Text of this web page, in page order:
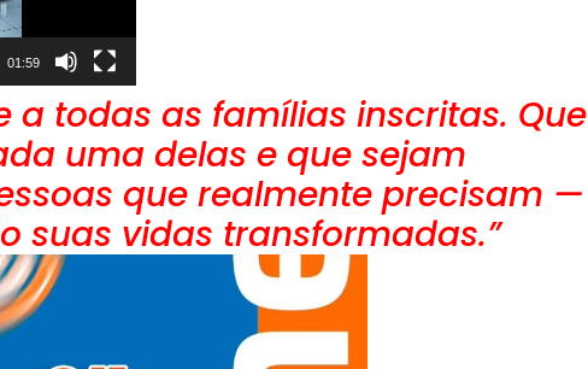
01:59
a todas as famílias inscritas. Que
uma delas e que sejam
que realmente precisam —
suas vidas transformadas.”